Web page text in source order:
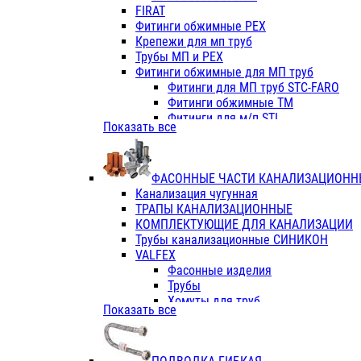
Фитинги ПП белые
Фитинги ПП белые
Фитинги ППс металл.белые
VALFEX
Трубы PE-RT
Трубы ПП водопровод белые
Трубы ПП водопровод серые
Трубы армированные
Трубы армированные
Фитинги с металл. серые
Фитинги ПП (серые)
Фитинги ПП белые
Краны
Фитинги ПП (белые)
Фитинги ПП с металлом белые
ПК КОНТУР
Краны полипропиленовые
Трубы полипропиленивые
FIRAT
Фитинги обжимные PEX
Крепежи для мп труб
Трубы МП и PEX
Фитинги обжимные для МП труб
Фитинги для МП труб STC-FARO
Фитинги обжимные ТМ
Фитинги для м/п STI
Фитинги для МП труб TITAN
TK
VALFEX
Показать все
ФАСОННЫЕ ЧАСТИ
Канализация чугунная
ТРАПЫ КАНАЛИЗАЦИОННЫЕ
КОМПЛЕКТУЮЩИЕ ДЛЯ КАНАЛИЗАЦИИ
Трубы канализационные СИНИКОН
VALFEX
Фасонные изделия
Трубы
Хомуты для труб
ПВХ (стройполимер)
Показать все